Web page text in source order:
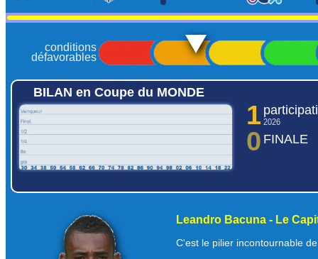
conditions
défavorables
BILAN en Coupe du MONDE
1 2026
0 FINALE
Leandro Bacuna - Le
C'est le pilier incontournable